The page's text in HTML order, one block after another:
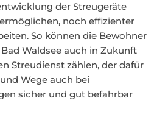
der Streugeräte
noch effizienter
So können die Bewohner
Waldsee auch in Zukunft
Streudienst zählen, der dafür
Wege auch bei
sicher und gut befahrbar